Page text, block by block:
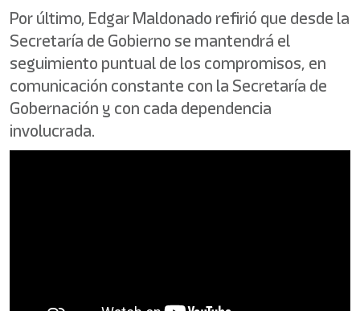
Por último, Edgar Maldonado refirió que desde la
Secretaría de Gobierno se mantendrá el
seguimiento puntual de los compromisos, en
comunicación constante con la Secretaría de
Gobernación y con cada dependencia
involucrada.